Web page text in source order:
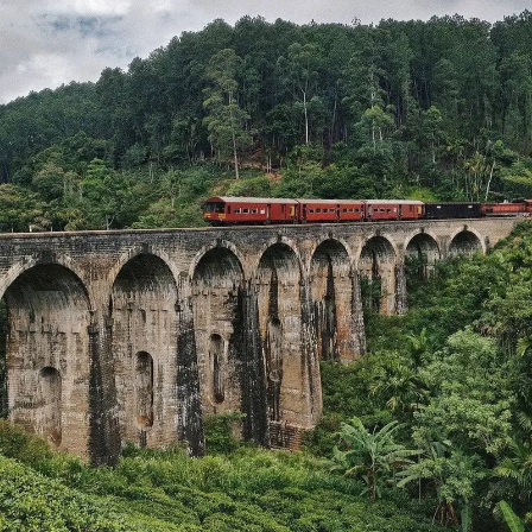
Viajar a India en coche con
conductor
EnIndia, los coches con permiso de “Taxi” deben pagar
una tasa estatal. El precio mínimo cubre 250 kilómetros
por día. Normalmente, un conductor puede estar
disponible durante unas 8 horas, pero nosotros somos
flexibles, por lo que el conductor puede acompañarte
más tiempo si lo necesitas. Para obtener el precio
exacto del servicio de coche con conductor, te
recomendamos enviarnos un correo electrónico, y con
gusto te informaremos sobre los costos de tu viaje.
Contamos con choferes altamente experimentados y
muy profesionales. Ten en cuenta que si viajas solo, el
precio puede aumentar considerablemente, casi el
doble. Lo ideal sería que encontraras algún amigo o